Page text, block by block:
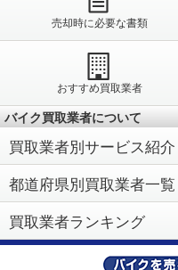
売却時に必要な書類
おすすめ買取業者
バイク買取業者について
買取業者別サービス紹介
都道府県別買取業者一覧
買取業者ランキング